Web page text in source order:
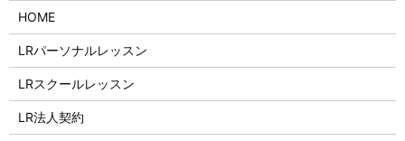
HOME
LRパーソナルレッスン
LRスクールレッスン
LR法人契約